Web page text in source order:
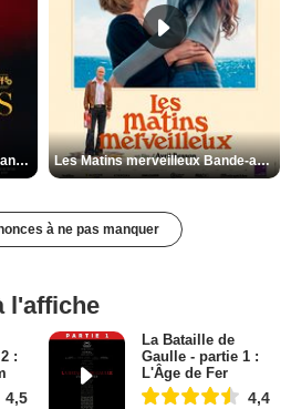
Les Silences de Riyad Bande-annonce VO STFR Les Matins merveilleux Bande-annonce VF
à ne pas manquer
l'affiche
:
4,5
La Bataille de
Gaulle - partie 1 :
L'Âge de Fer
4,4